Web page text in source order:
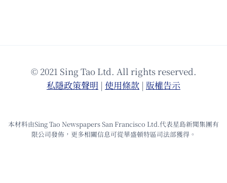
© 2021 Sing Tao Ltd. All rights reserved.
私隱政策聲明 | 使⽤條款 | 版權告⽰
本材料由Sing Tao Newspapers San Francisco Ltd.代表星島新聞集團有
限公司發佈，更多相關信息可從華盛頓特區司法部獲得。